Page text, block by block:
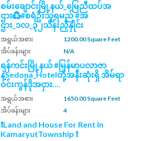
စမ်းချောင်းမြို့နယ်_မြေညီထပ်အ
ဌား♻️#စရံဦးသူရမည် #အ
ဌား_၁လ_၃၂သိန်းညှိနှိုင်း
အရွယ်အစား
1200.00 Square Feet
အိပ်ခန်းများ
N/A
ရန်ကင်းမြို့နယ် #မြန်မာပလာဇာ
နဲ့Sedona_Hotelတို့အနီးဆုံးရှိ အိမ်ရာ
ဝင်းကွန်ဒိုအငှား....
အရွယ်အစား
1650.00 Square Feet
အိပ်ခန်းများ
4
❗Land and House For Rent In
KamaryutTownship ❗